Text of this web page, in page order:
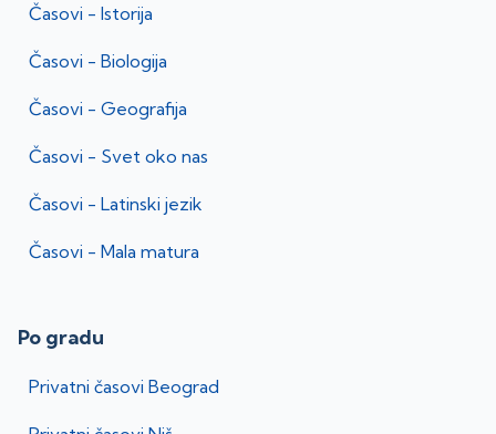
Časovi - Istorija
Časovi - Biologija
Časovi - Geografija
Časovi - Svet oko nas
Časovi - Latinski jezik
Časovi - Mala matura
Po gradu
Privatni časovi Beograd